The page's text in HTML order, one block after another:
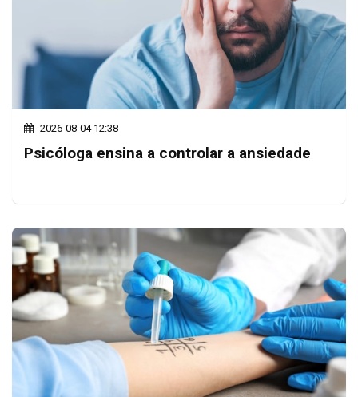
2026-08-04 12:38
Psicóloga ensina a controlar a ansiedade